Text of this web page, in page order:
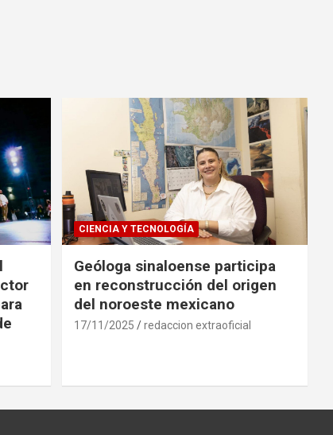
CIENCIA Y TECNOLOGÍA
Geóloga sinaloense participa
en reconstrucción del origen
del noroeste mexicano
17/11/2025 redaccion extraoficial